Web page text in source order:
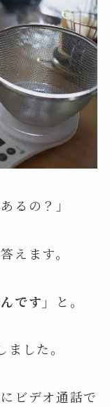
るの？」
えます。
です」 と。
した。
ビデオ通話で